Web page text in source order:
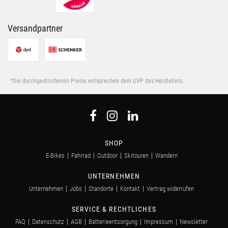
Versandpartner
*Die durchgestrichenen Preise entsprechen dem UVP des Herstellers.
SHOP
E-Bikes Fahrrad Outdoor Skitouren Wandern
UNTERNEHMEN
Unternehmen Jobs Standorte Kontakt Vertrag widerrufen
SERVICE & RECHTLICHES
FAQ Datenschutz AGB Batterieentsorgung Impressum Newsletter